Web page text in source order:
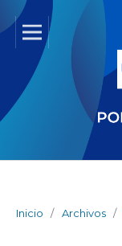
Inicio / Archivos /